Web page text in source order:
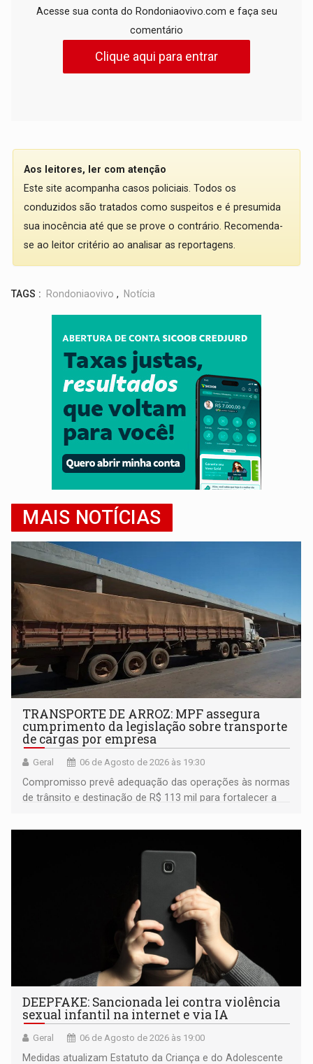
Acesse sua conta do Rondoniaovivo.com e faça seu
comentário
Clique aqui para entrar
Aos leitores, ler com atenção
Este site acompanha casos policiais. Todos os
conduzidos são tratados como suspeitos e é presumida
sua inocência até que se prove o contrário. Recomenda-
se ao leitor critério ao analisar as reportagens.
TAGS : Rondoniaovivo , Notícia
MAIS NOTÍCIAS
TRANSPORTE DE ARROZ: MPF assegura
cumprimento da legislação sobre transporte
de cargas por empresa
Geral 06 de Agosto de 2026 às 19:30
Compromisso prevê adequação das operações às normas
de trânsito e destinação de R$ 113 mil para fortalecer a
DEEPFAKE: Sancionada lei contra violência
sexual infantil na internet e via IA
Geral 06 de Agosto de 2026 às 19:00
Medidas atualizam Estatuto da Criança e do Adolescente